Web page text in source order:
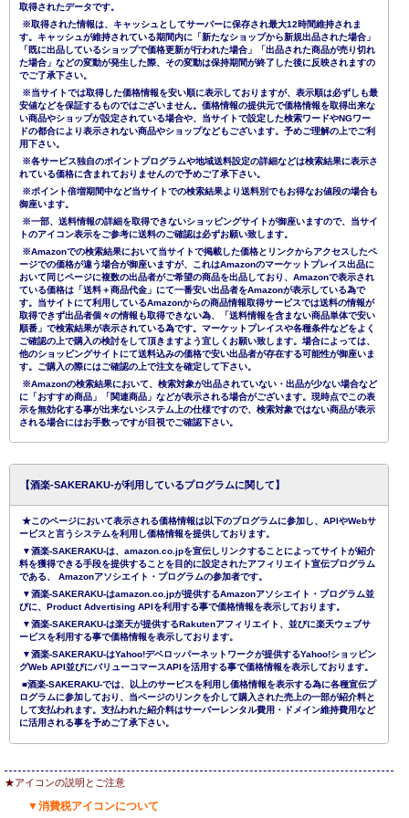
取得されたデータです。
※取得された情報は、キャッシュとしてサーバーに保存され最大12時間維持されま
す。キャッシュが維持されている期間内に「新たなショップから新規出品された場合」
「既に出品しているショップで価格更新が行われた場合」「出品された商品が売り切れ
た場合」などの変動が発生した際、その変動は保持期間が終了した後に反映されますの
でご了承下さい。
※当サイトでは取得した価格情報を安い順に表示しておりますが、表示順は必ずしも最
安値などを保証するものではございません。価格情報の提供元で価格情報を取得出来な
い商品やショップが設定されている場合や、当サイトで設定した検索ワードやNGワー
ドの都合により表示されない商品やショップなどもございます。予めご理解の上でご利
用下さい。
※各サービス独自のポイントプログラムや地域送料設定の詳細などは検索結果に表示さ
れている価格に含まれておりませんので予めご了承下さい。
※ポイント倍増期間中など当サイトでの検索結果より送料別でもお得なお値段の場合も
御座います。
※一部、送料情報の詳細を取得できないショッピングサイトが御座いますので、当サイ
トのアイコン表示をご参考に送料のご確認は必ずお願い致します。
※Amazonでの検索結果において当サイトで掲載した価格とリンクからアクセスしたペ
ージでの価格が違う場合が御座いますが、これはAmazonのマーケットプレイス出品に
おいて同じページに複数の出品者がご希望の商品を出品しており、Amazonで表示され
ている価格は「送料＋商品代金」にて一番安い出品者をAmazonが表示している為で
す。当サイトにて利用しているAmazonからの商品情報取得サービスでは送料の情報が
取得できず出品者個々の情報も取得できない為、「送料情報を含まない商品単体で安い
順番」で検索結果が表示されている為です。マーケットプレイスや各種条件などをよく
ご確認の上で購入の検討をして頂きますよう宜しくお願い致します。場合によっては、
他のショッピングサイトにて送料込みの価格で安い出品者が存在する可能性が御座いま
す。ご購入の際にはご確認の上で注文を確定して下さい。
※Amazonの検索結果において、検索対象が出品されていない・出品が少ない場合など
に「おすすめ商品」「関連商品」などが表示される場合がございます。現時点でこの表
示を無効化する事が出来ないシステム上の仕様ですので、検索対象ではない商品が表示
される場合にはお手数っですが目視でご確認下さい。
【酒楽-SAKERAKU-が利用しているプログラムに関して】
★このページにおいて表示される価格情報は以下のプログラムに参加し、APIやWebサ
ービスと言うシステムを利用し価格情報を提供しております。
▼酒楽-SAKERAKU-は、amazon.co.jpを宣伝しリンクすることによってサイトが紹介
料を獲得できる手段を提供することを目的に設定されたアフィリエイト宣伝プログラム
である、 Amazonアソシエイト・プログラムの参加者です。
▼酒楽-SAKERAKU-はamazon.co.jpが提供するAmazonアソシエイト・プログラム並
びに、Product Advertising APIを利用する事で価格情報を表示しております。
▼酒楽-SAKERAKU-は楽天が提供するRakutenアフィリエイト、並びに楽天ウェブサ
ービスを利用する事で価格情報を表示しております。
▼酒楽-SAKERAKU-はYahoo!デベロッパーネットワークが提供するYahoo!ショッピン
グWeb API並びにバリューコマースAPIを活用する事で価格情報を表示しております。
■酒楽-SAKERAKU-では、以上のサービスを利用し価格情報を表示する為に各種宣伝プ
ログラムに参加しており、当ページのリンクを介して購入された売上の一部が紹介料と
して支払われます。支払われた紹介料はサーバーレンタル費用・ドメイン維持費用など
に活用される事を予めご了承下さい。
★アイコンの説明とご注意
▼消費税アイコンについて